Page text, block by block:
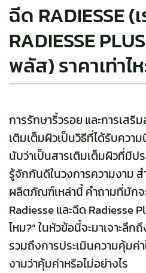
ฉีด RADIESSE (
RADIESSE
พลัส) ราคาเท่าไ
การรักษาริ้วรอย และการเสริ
เติมเต็มผิวเป็นวิธีที่ได้รับควา
นับว่าเป็นสารเติมเต็มผิวที่มีป
รู้จักกันดีในวงการความงาม
ผลิตภัณฑ์เหล่านี้ คำถามที่มักจ
Radiesse และฉีด Radiesse
ไหม?” ในหัวข้อนี้จะมาเจาะลึก
รวมถึงการประเมินความคุ้มค่
งามว่าคุ้มค่าหรือไม่อย่างไร